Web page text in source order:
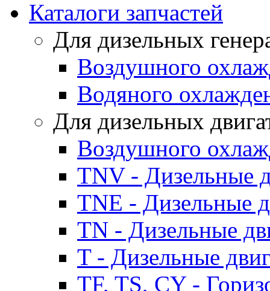
Каталоги запчастей
Для дизельных
Воздушного
Водяного
Для дизельных
Воздушного
TNV - Дизельные
TNE - Дизельные
TN - Дизельные
T - Дизельные
TF, TS, CY -